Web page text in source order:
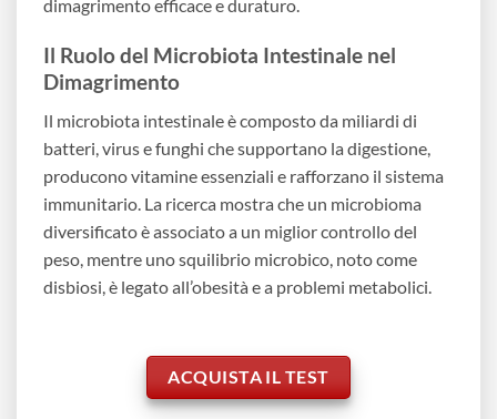
dimagrimento efficace e duraturo.
Il Ruolo del Microbiota Intestinale nel
Dimagrimento
Il microbiota intestinale è composto da miliardi di
batteri, virus e funghi che supportano la digestione,
producono vitamine essenziali e rafforzano il sistema
immunitario. La ricerca mostra che un microbioma
diversificato è associato a un miglior controllo del
peso, mentre uno squilibrio microbico, noto come
disbiosi, è legato all’obesità e a problemi metabolici.
ACQUISTA IL TEST